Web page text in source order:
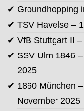
Groundhopping
TSV Havelse –
VfB Stuttgart II
SSV Ulm 1846
2025
1860 München
November 2025